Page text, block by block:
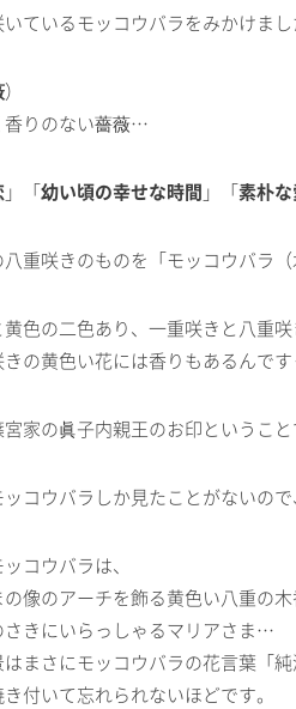
ているモッコウバラをみかけまし
）
香りのない薔薇…
」「幼い頃の幸せな時間 」「素朴
重咲きのものを「モッコウバラ（
色の二色あり、一重咲きと八重咲
の黄色い花には香りもあるんで
家の眞子内親王のお印というこ
コウバラしか見たことがないの
コウバラは、
像のアーチを飾る黄色い八重の
きにいらっしゃるマリアさま…
まさにモッコウバラの花言葉「
付いて忘れられないほどです。